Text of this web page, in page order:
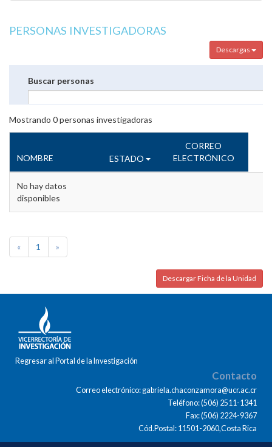
PERSONAS INVESTIGADORAS
Descargas
Buscar personas
Mostrando 0personas investigadoras
NOMBRE ESTADO
CORREO
ELECTRÓNICO
No hay datos
disponibles
« 1 »
Descargar Ficha de la Unidad
Regresar al Portal de la Investigación
Contacto
Correo electrónico: gabriela.chaconzamora@ucr.ac.cr
Teléfono: (506) 2511-1341
Fax: (506) 2224-9367
Cód.Postal: 11501-2060,Costa Rica